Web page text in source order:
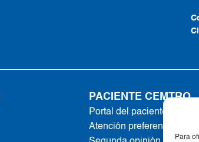
Para
PACIENTE CEMTRO
Portal del paciente
Atención preferente